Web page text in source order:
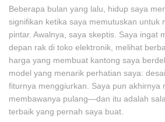
Beberapa bulan yang lalu, hidup saya
signifikan ketika saya memutuskan untuk
pintar. Awalnya, saya skeptis. Saya ingat
depan rak di toko elektronik, melihat
harga yang membuat kantong saya
model yang menarik perhatian saya:
fiturnya menggiurkan. Saya pun akhirnya
membawanya pulang—dan itu adalah
terbaik yang pernah saya buat.